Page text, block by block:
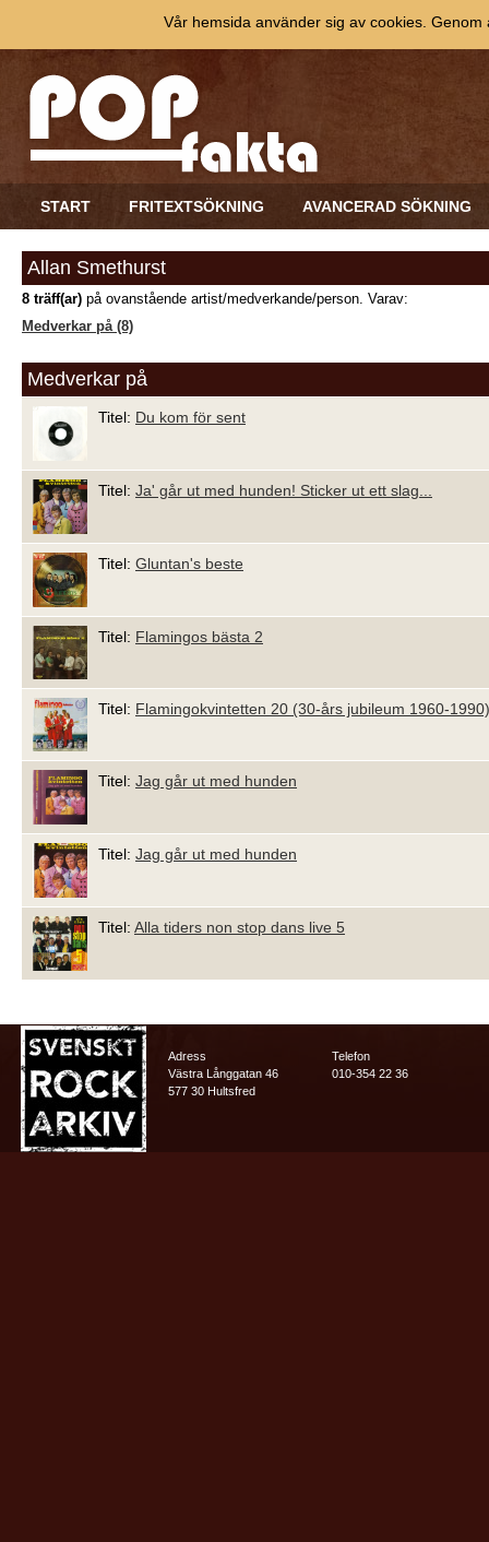
START FRITEXTSÖKNING AVANCERAD SÖKNING
Allan Smethurst
8 träff(ar) på ovanstående artist/medverkande/person. Varav:
Medverkar på (8)
Medverkar på
Titel: Du kom för sent
Titel: Ja' går ut med hunden! Sticker ut ett slag...
Titel: Gluntan's beste
Titel: Flamingos bästa 2
Titel: Flamingokvintetten 20 (30-års jubileum 1960-1990)
Titel: Jag går ut med hunden
Titel: Jag går ut med hunden
Titel: Alla tiders non stop dans live 5
Adress
Västra Långgatan 46
577 30 Hultsfred
Telefon
010-354 22 36
Vår hemsida använder sig av cookies.